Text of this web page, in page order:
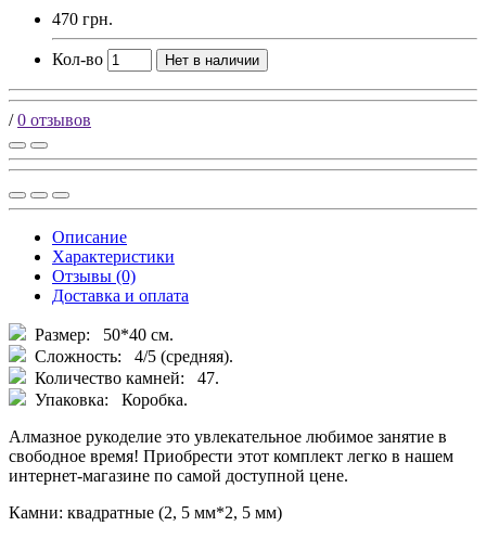
470 грн.
Кол-во Нет в наличии
/0 отзывов
Описание
Характеристики
Отзывы (0)
Доставка и оплата
Размер: 50*40 см.
Сложность: 4/5 (средняя).
Количество камней: 47.
Упаковка: Коробка.
Алмазное рукоделие это увлекательное любимое занятие в
свободное время! Приобрести этот комплект легко в нашем
интернет-магазине по самой доступной цене.
Камни: квадратные (2, 5 мм*2, 5 мм)